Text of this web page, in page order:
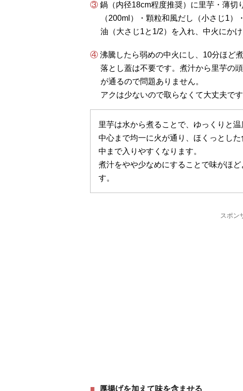
③ 鍋（内径18cm程度推奨）に里芋・薄切りにした生姜（1かけ分：10g）・水
（200ml）・顆粒和風だし（小さじ1
油（大さじ1と1/2）を入れ、中火にかけ
④ 沸騰したら弱めの中火にし、10分ほど煮
落とし蓋は不要です。煮汁から里芋の
が通るので問題ありません。
アクは少ないので取らなくて大丈夫です
里芋は水から煮ることで、ゆっくりと
中心まで均一に火が通り、ほくっとし
中まで入りやすくなります。
煮汁をやや少なめにすることで味がほ
す。
スポン
厚揚げを加えて味を含ませる